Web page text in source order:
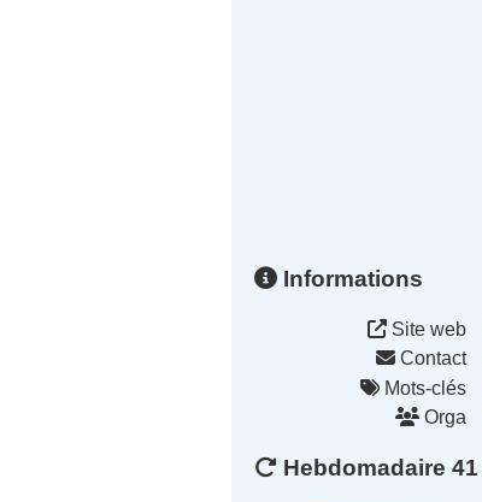
Informations
Site web
Contact
Mots-clés
Orga
Hebdomadaire